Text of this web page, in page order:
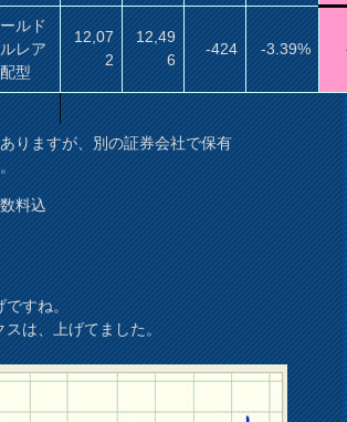
ルド
レア
型
12,07
2
12,49
6
-424 -3.39%
りますが、別の証券会社で保有
料込
ですね。
スは、上げてました。